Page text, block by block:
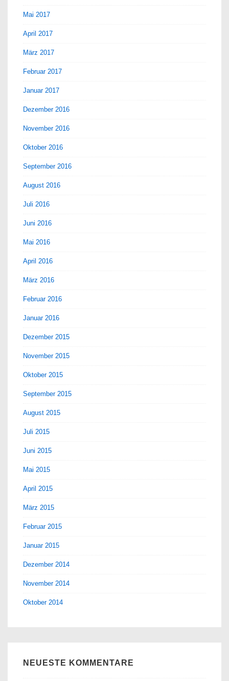
Mai 2017
April 2017
März 2017
Februar 2017
Januar 2017
Dezember 2016
November 2016
Oktober 2016
September 2016
August 2016
Juli 2016
Juni 2016
Mai 2016
April 2016
März 2016
Februar 2016
Januar 2016
Dezember 2015
November 2015
Oktober 2015
September 2015
August 2015
Juli 2015
Juni 2015
Mai 2015
April 2015
März 2015
Februar 2015
Januar 2015
Dezember 2014
November 2014
Oktober 2014
NEUESTE KOMMENTARE